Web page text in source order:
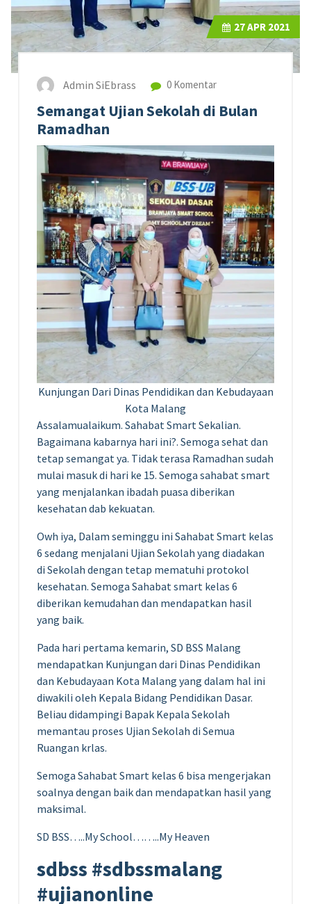
27APR 2021
Admin SiEbrass 0 Komentar
Semangat Ujian Sekolah di Bulan
Ramadhan
Kunjungan Dari Dinas Pendidikan dan Kebudayaan
Kota Malang
Assalamualaikum. Sahabat Smart Sekalian.
Bagaimana kabarnya hari ini?. Semoga sehat dan
tetap semangat ya. Tidak terasa Ramadhan sudah
mulai masuk di hari ke 15. Semoga sahabat smart
yang menjalankan ibadah puasa diberikan
kesehatan dab kekuatan.
Owh iya, Dalam seminggu ini Sahabat Smart kelas
6 sedang menjalani Ujian Sekolah yang diadakan
di Sekolah dengan tetap mematuhi protokol
kesehatan. Semoga Sahabat smart kelas 6
diberikan kemudahan dan mendapatkan hasil
yang baik.
Pada hari pertama kemarin, SD BSS Malang
mendapatkan Kunjungan dari Dinas Pendidikan
dan Kebudayaan Kota Malang yang dalam hal ini
diwakili oleh Kepala Bidang Pendidikan Dasar.
Beliau didampingi Bapak Kepala Sekolah
memantau proses Ujian Sekolah di Semua
Ruangan krlas.
Semoga Sahabat Smart kelas 6 bisa mengerjakan
soalnya dengan baik dan mendapatkan hasil yang
maksimal.
SD BSS…..My School……..My Heaven
sdbss #sdbssmalang
#ujianonline